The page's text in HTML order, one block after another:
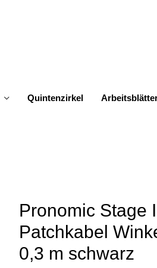
Quintenzirkel
Pronomic Stage
Patchkabel
0,3 m schwarz